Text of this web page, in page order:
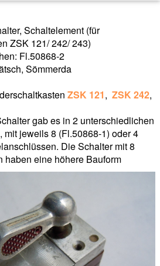
Schaltelement (für
ZSK 121/ 242/ 243)
Fl.50868-2
Sömmerda
ZSK 121, ZSK 242,
gab es in 2 unterschiedlichen
mit jeweils 8 (Fl.50868-1) oder 4
Die Schalter mit 8
haben eine höhere Bauform